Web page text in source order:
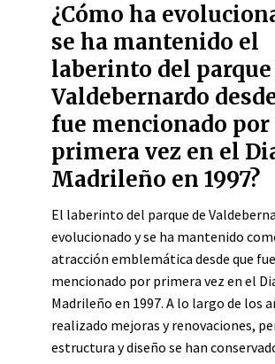
¿Cómo ha
se ha mantenido el
laberinto del parque
Valdebernardo
fue mencionado por
primera vez en el
Madrileño en 1997?
El laberinto del parque de
evolucionado y se ha mantenido
atracción emblemática desde que fue
mencionado por primera vez en el
Madrileño en 1997. A lo largo de los
realizado mejoras y renovaciones,
estructura y diseño se han